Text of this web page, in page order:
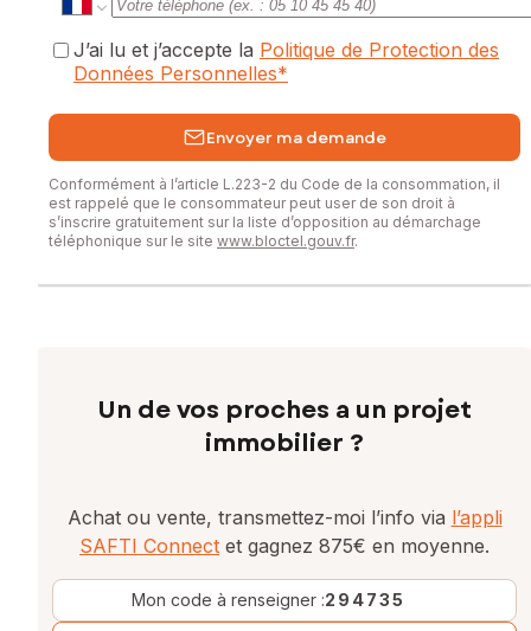
J’ai lu et j’accepte la Politique de Protection des
Données Personnelles*
Envoyer ma demande
Conformément à l’article L.223-2 du Code de la consommation, il
est rappelé que le consommateur peut user de son droit à
s’inscrire gratuitement sur la liste d’opposition au démarchage
téléphonique sur le site www.bloctel.gouv.fr.
Un de vos proches a un projet
immobilier ?
Achat ou vente, transmettez-moi l’info via l’appli
SAFTI Connect et gagnez 875€ en moyenne.
Mon code à renseigner :294735